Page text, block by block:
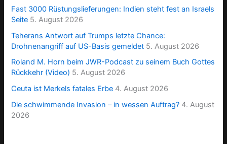
Fast 3000 Rüstungslieferungen: Indien steht fest an Israels
Seite 5. August 2026
Teherans Antwort auf Trumps letzte Chance:
Drohnenangriff auf US-Basis gemeldet 5. August 2026
Roland M. Horn beim JWR-Podcast zu seinem Buch Gottes
Rückkehr (Video) 5. August 2026
Ceuta ist Merkels fatales Erbe 4. August 2026
Die schwimmende Invasion – in wessen Auftrag? 4. August
2026